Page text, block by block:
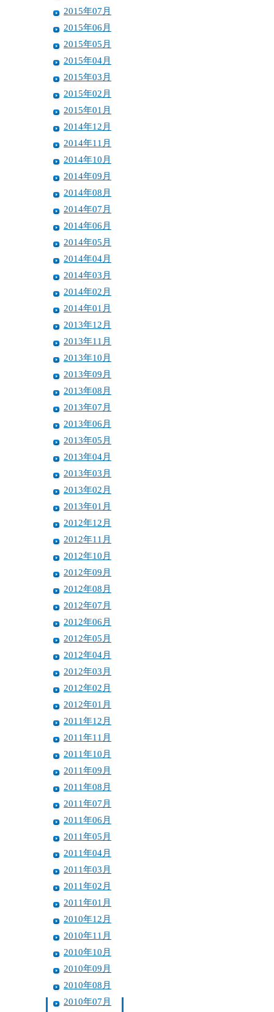
2015年07月
2015年06月
2015年05月
2015年04月
2015年03月
2015年02月
2015年01月
2014年12月
2014年11月
2014年10月
2014年09月
2014年08月
2014年07月
2014年06月
2014年05月
2014年04月
2014年03月
2014年02月
2014年01月
2013年12月
2013年11月
2013年10月
2013年09月
2013年08月
2013年07月
2013年06月
2013年05月
2013年04月
2013年03月
2013年02月
2013年01月
2012年12月
2012年11月
2012年10月
2012年09月
2012年08月
2012年07月
2012年06月
2012年05月
2012年04月
2012年03月
2012年02月
2012年01月
2011年12月
2011年11月
2011年10月
2011年09月
2011年08月
2011年07月
2011年06月
2011年05月
2011年04月
2011年03月
2011年02月
2011年01月
2010年12月
2010年11月
2010年10月
2010年09月
2010年08月
2010年07月